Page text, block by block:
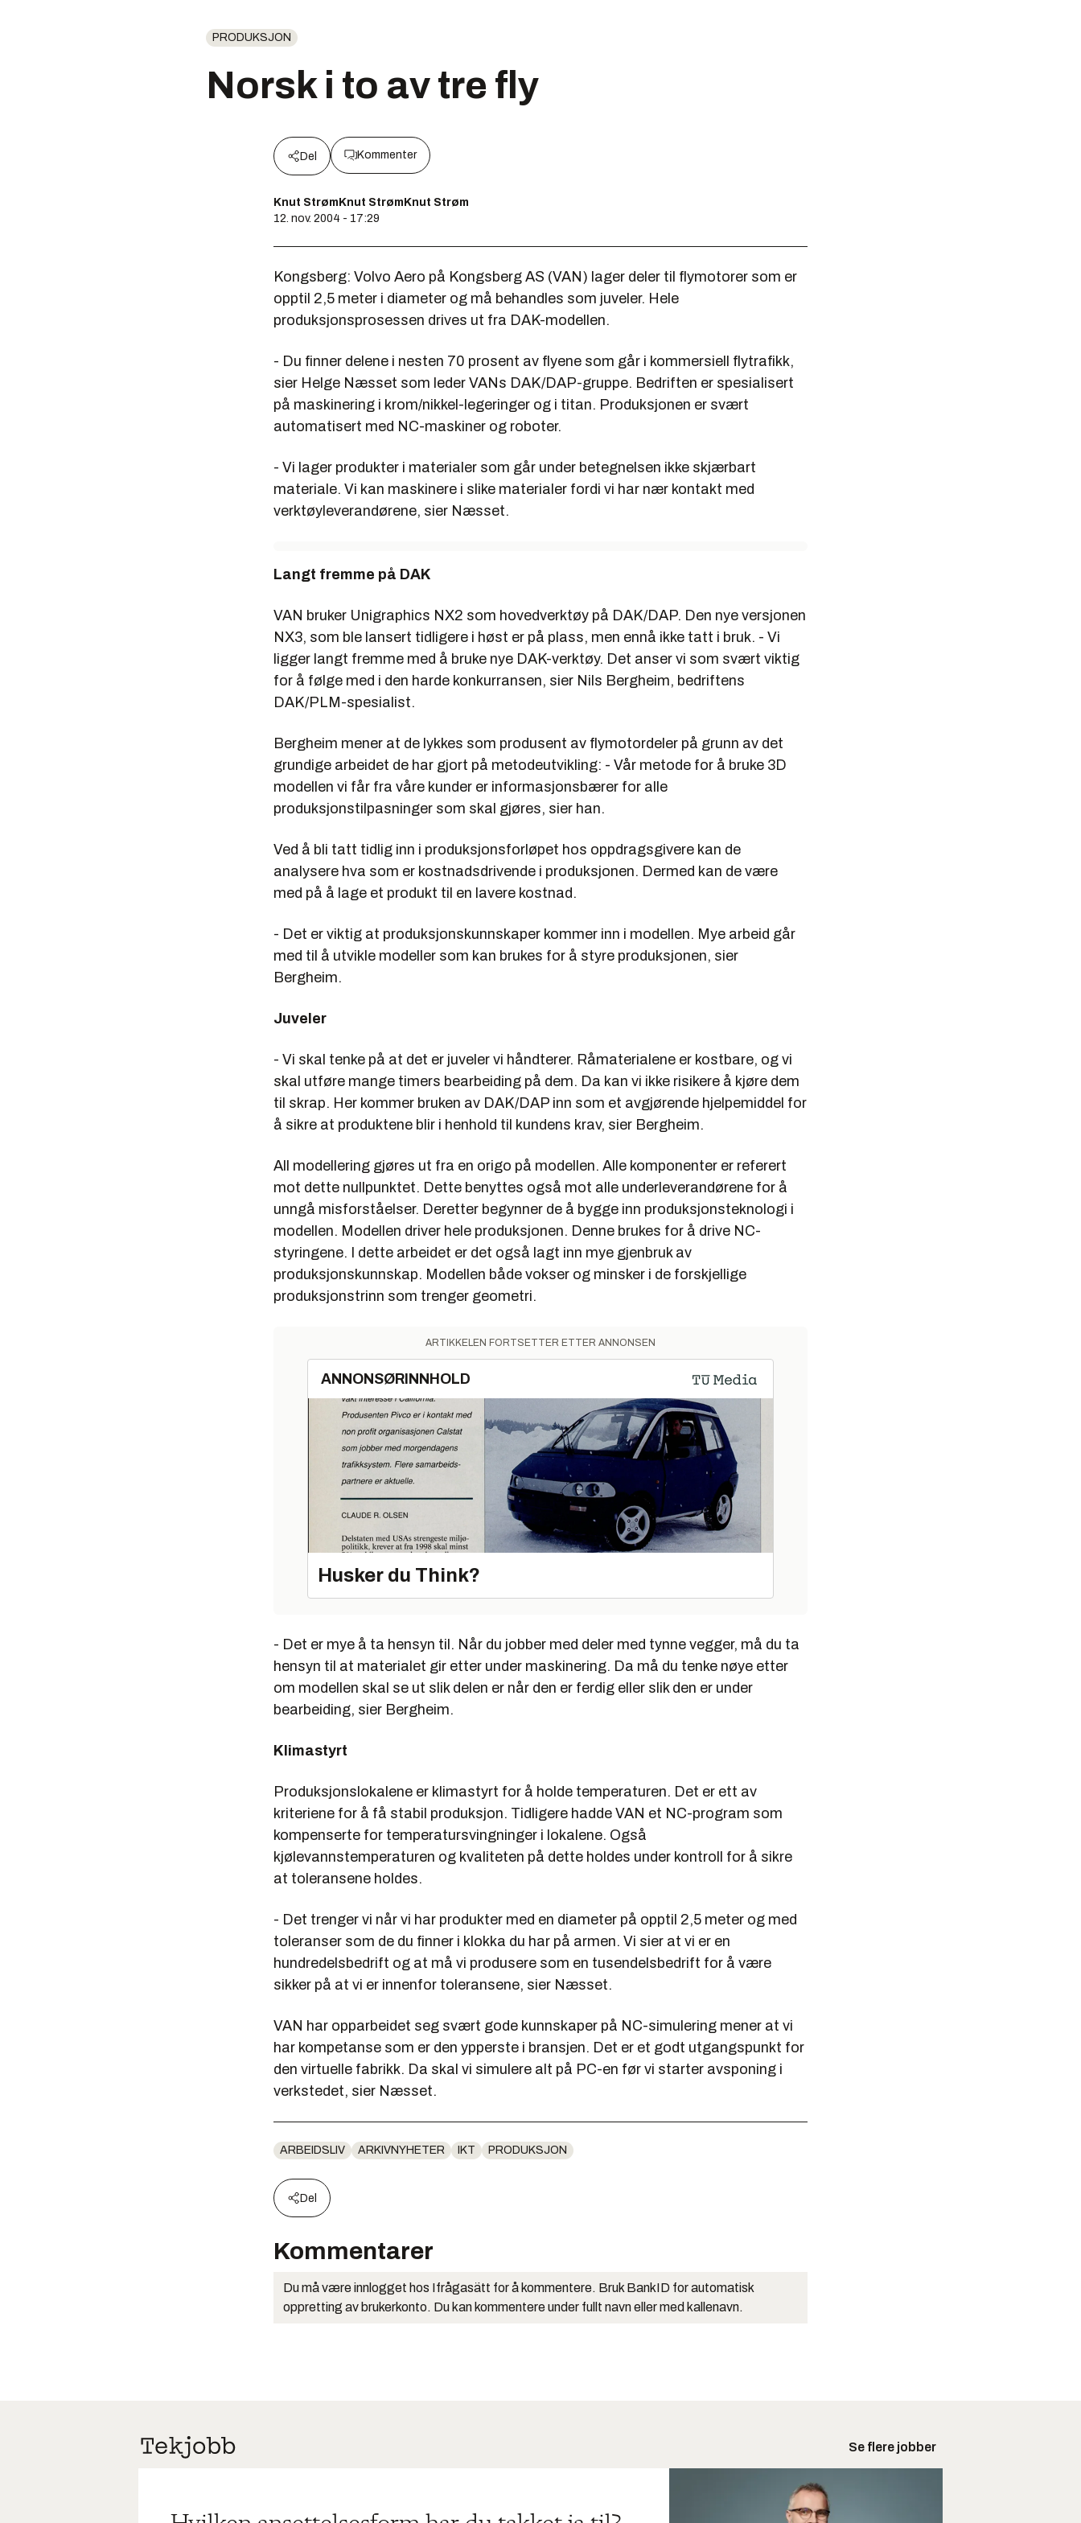
PRODUKSJON
Norsk i to av tre fly
Del Kommenter
Knut StrømKnut StrømKnut Strøm
12. nov. 2004 - 17:29
Kongsberg: Volvo Aero på Kongsberg AS (VAN) lager deler til flymotorer som er
opptil 2,5 meter i diameter og må behandles som juveler. Hele
produksjonsprosessen drives ut fra DAK-modellen.
- Du finner delene i nesten 70 prosent av flyene som går i kommersiell flytrafikk,
sier Helge Næsset som leder VANs DAK/DAP-gruppe. Bedriften er spesialisert
på maskinering i krom/nikkel-legeringer og i titan. Produksjonen er svært
automatisert med NC-maskiner og roboter.
- Vi lager produkter i materialer som går under betegnelsen ikke skjærbart
materiale. Vi kan maskinere i slike materialer fordi vi har nær kontakt med
verktøyleverandørene, sier Næsset.
Langt fremme på DAK
VAN bruker Unigraphics NX2 som hovedverktøy på DAK/DAP. Den nye versjonen
NX3, som ble lansert tidligere i høst er på plass, men ennå ikke tatt i bruk. - Vi
ligger langt fremme med å bruke nye DAK-verktøy. Det anser vi som svært viktig
for å følge med i den harde konkurransen, sier Nils Bergheim, bedriftens
DAK/PLM-spesialist.
Bergheim mener at de lykkes som produsent av flymotordeler på grunn av det
grundige arbeidet de har gjort på metodeutvikling: - Vår metode for å bruke 3D
modellen vi får fra våre kunder er informasjonsbærer for alle
produksjonstilpasninger som skal gjøres, sier han.
Ved å bli tatt tidlig inn i produksjonsforløpet hos oppdragsgivere kan de
analysere hva som er kostnadsdrivende i produksjonen. Dermed kan de være
med på å lage et produkt til en lavere kostnad.
- Det er viktig at produksjonskunnskaper kommer inn i modellen. Mye arbeid går
med til å utvikle modeller som kan brukes for å styre produksjonen, sier
Bergheim.
Juveler
- Vi skal tenke på at det er juveler vi håndterer. Råmaterialene er kostbare, og vi
skal utføre mange timers bearbeiding på dem. Da kan vi ikke risikere å kjøre dem
til skrap. Her kommer bruken av DAK/DAP inn som et avgjørende hjelpemiddel for
å sikre at produktene blir i henhold til kundens krav, sier Bergheim.
All modellering gjøres ut fra en origo på modellen. Alle komponenter er referert
mot dette nullpunktet. Dette benyttes også mot alle underleverandørene for å
unngå misforståelser. Deretter begynner de å bygge inn produksjonsteknologi i
modellen. Modellen driver hele produksjonen. Denne brukes for å drive NC-
styringene. I dette arbeidet er det også lagt inn mye gjenbruk av
produksjonskunnskap. Modellen både vokser og minsker i de forskjellige
produksjonstrinn som trenger geometri.
ARTIKKELEN FORTSETTER ETTER ANNONSEN
ANNONSØRINNHOLD
Husker du Think?
- Det er mye å ta hensyn til. Når du jobber med deler med tynne vegger, må du ta
hensyn til at materialet gir etter under maskinering. Da må du tenke nøye etter
om modellen skal se ut slik delen er når den er ferdig eller slik den er under
bearbeiding, sier Bergheim.
Klimastyrt
Produksjonslokalene er klimastyrt for å holde temperaturen. Det er ett av
kriteriene for å få stabil produksjon. Tidligere hadde VAN et NC-program som
kompenserte for temperatursvingninger i lokalene. Også
kjølevannstemperaturen og kvaliteten på dette holdes under kontroll for å sikre
at toleransene holdes.
- Det trenger vi når vi har produkter med en diameter på opptil 2,5 meter og med
toleranser som de du finner i klokka du har på armen. Vi sier at vi er en
hundredelsbedrift og at må vi produsere som en tusendelsbedrift for å være
sikker på at vi er innenfor toleransene, sier Næsset.
VAN har opparbeidet seg svært gode kunnskaper på NC-simulering mener at vi
har kompetanse som er den ypperste i bransjen. Det er et godt utgangspunkt for
den virtuelle fabrikk. Da skal vi simulere alt på PC-en før vi starter avsponing i
verkstedet, sier Næsset.
ARBEIDSLIV ARKIVNYHETER IKT PRODUKSJON
Del
Kommentarer
Du må være innlogget hos Ifrågasätt for å kommentere. Bruk BankID for automatisk
oppretting av brukerkonto. Du kan kommentere under fullt navn eller med kallenavn.
Se flere jobber